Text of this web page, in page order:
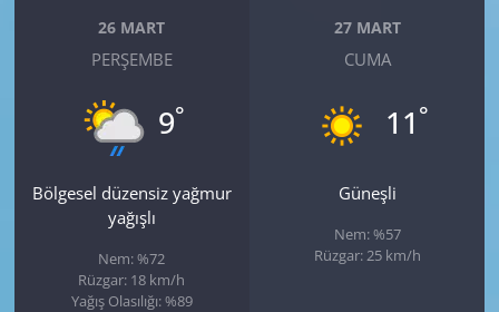
26 MART
PERŞEMBE
9°
Bölgesel düzensiz yağmur
yağışlı
Nem: %72
Rüzgar: 18 km/h
Yağış Olasılığı: %89
27 MART
CUMA
11 °
Güneşli
Nem: %57
Rüzgar: 25 km/h